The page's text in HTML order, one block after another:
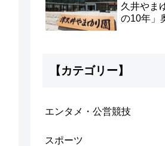
久井やま
の10年」
【カテゴリー】
エンタメ・公営競技
スポーツ